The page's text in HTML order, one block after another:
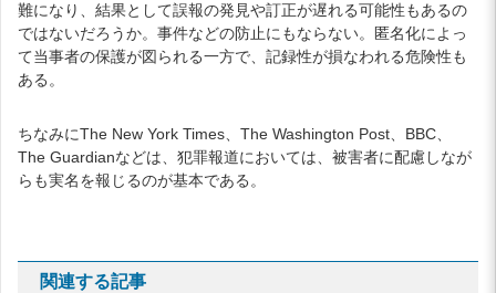
難になり、結果として誤報の発見や訂正が遅れる可能性もあるの
ではないだろうか。事件などの防止にもならない。匿名化によっ
て当事者の保護が図られる一方で、記録性が損なわれる危険性も
ある。
ちなみにThe New York Times、The Washington Post、BBC、
The Guardianなどは、犯罪報道においては、被害者に配慮しなが
らも実名を報じるのが基本である。
関連する記事